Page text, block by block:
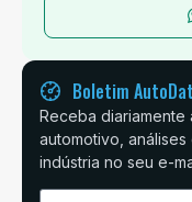
Boletim
Receba
automotivo,
indústria no seu e-